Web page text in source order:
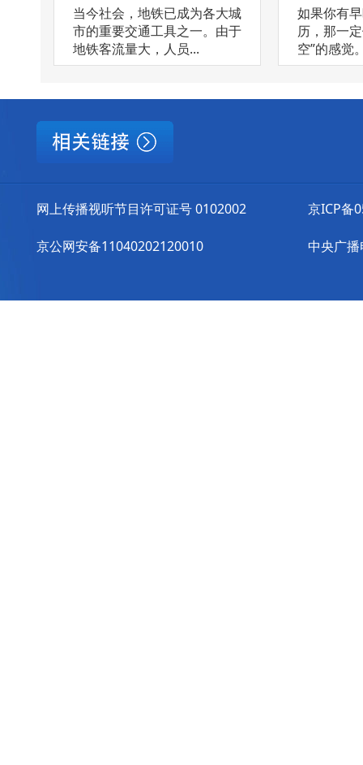
当今社会，地铁已成为各大城
市的重要交通工具之一。由于
地铁客流量大，人员...
如果你有
历，那一
空”的感觉
网上传播视听节目许可证号 0102002
京公网安备11040202120010
京ICP备
中央广